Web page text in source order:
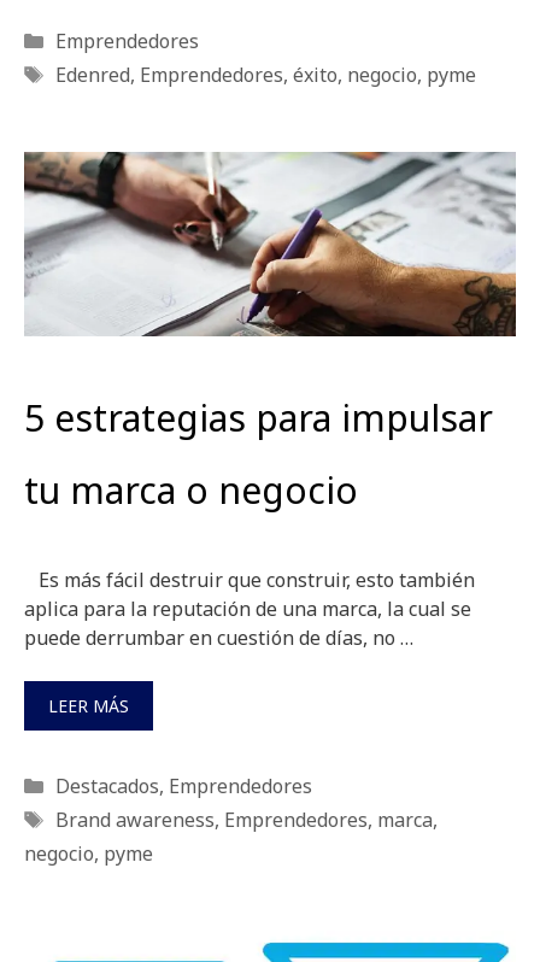
Categorías
Emprendedores
Etiquetas
Edenred, Emprendedores, éxito, negocio, pyme
5 estrategias para impulsar
tu marca o negocio
Es más fácil destruir que construir, esto también
aplica para la reputación de una marca, la cual se
puede derrumbar en cuestión de días, no …
LEER MÁS
Categorías
Destacados, Emprendedores
Etiquetas
Brand awareness, Emprendedores, marca,
negocio, pyme